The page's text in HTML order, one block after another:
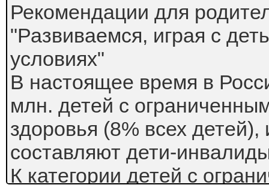
Рекомендации для
"Развиваемся, играя с
условиях"
В настоящее время в
млн. детей с
здоровья (8% всех
составляют дети-
К категории детей с